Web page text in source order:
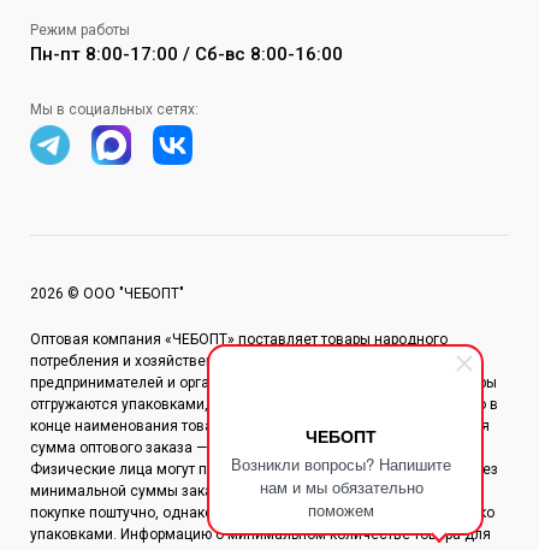
ЧЕБОПТ
Возникли вопросы? Напишите
нам и мы обязательно
поможем
Режим работы
Пн-пт 8:00-17:00 / Сб-вс 8:00-16:00
Мы в социальных сетях:
2026 © ООО "ЧЕБОПТ"
Оптовая компания «ЧЕБОПТ» поставляет товары народного
потребления и хозяйственные товары по всей России. Для
предпринимателей и организаций действует оптовая цена. Товары
отгружаются упаковками, количество единиц в упаковке указано в
конце наименования товара в квадратных скобках. Минимальная
сумма оптового заказа — 25 000 рублей.
Физические лица могут приобретать товары по розничной цене без
минимальной суммы заказа. Большинство товаров доступно к
покупке поштучно, однако отдельные позиции реализуются только
упаковками. Информацию о минимальном количестве товара для